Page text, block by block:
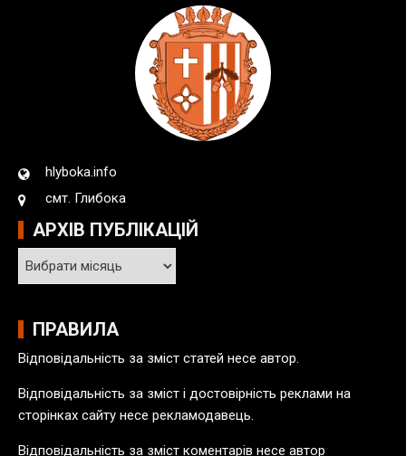
hlyboka.info
смт. Глибока
АРХІВ ПУБЛІКАЦІЙ
А
р
і
п
у
б
ПРАВИЛА
Відповідальність за зміст статей несе автор.
Відповідальність за зміст і достовірність реклами на
сторінках сайту несе рекламодавець.
Відповідальність за зміст коментарів несе автор